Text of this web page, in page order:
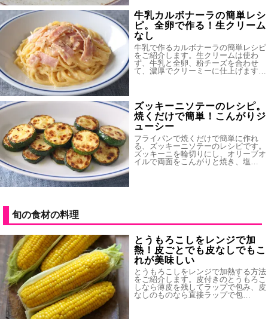
牛乳カルボナーラの簡単レシ
ピ。全卵で作る！生クリーム
なし
牛乳で作るカルボナーラの簡単レシピ
をご紹介します。生クリームは使わ
ず、牛乳と全卵、粉チーズを合わせ
て、濃厚でクリーミーに仕上げます…
ズッキーニソテーのレシピ。
焼くだけで簡単！こんがりジ
ューシー
フライパンで焼くだけで簡単に作れ
る、ズッキーニソテーのレシピです。
ズッキーニを輪切りにし、オリーブオ
イルで両面をこんがりと焼き、塩…
旬の食材の料理
とうもろこしをレンジで加
熱！皮ごとでも皮なしでもこ
れが美味しい
とうもろこしをレンジで加熱する方法
をご紹介します。皮付きのとうもろこ
しなら薄皮を残してラップで包み、皮
なしのものなら直接ラップで包…